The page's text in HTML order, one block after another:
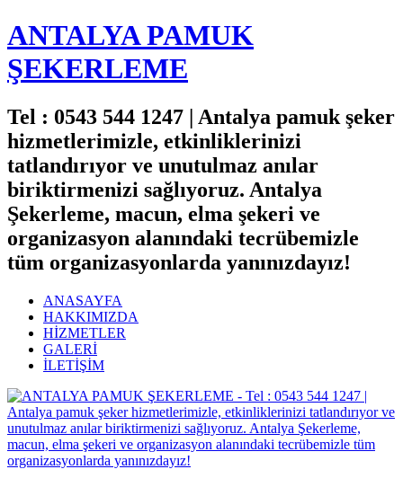
ANTALYA PAMUK
ŞEKERLEME
Tel : 0543 544 1247 | Antalya pamuk şeker
hizmetlerimizle, etkinliklerinizi
tatlandırıyor ve unutulmaz anılar
biriktirmenizi sağlıyoruz. Antalya
Şekerleme, macun, elma şekeri ve
organizasyon alanındaki tecrübemizle
tüm organizasyonlarda yanınızdayız!
ANASAYFA
HAKKIMIZDA
HİZMETLER
GALERİ
İLETİŞİM